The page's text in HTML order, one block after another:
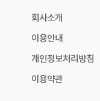
회사소개
이용안내
개인정보처리방침
이용약관